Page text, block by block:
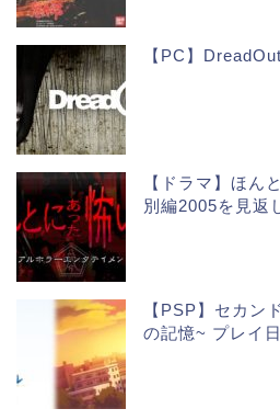
【PC】
【ドラマ】ほん
別編2005を見返
【PSP】セカン
の記憶~ プレイ